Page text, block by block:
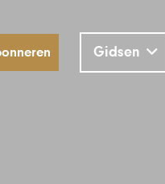
Gidsen